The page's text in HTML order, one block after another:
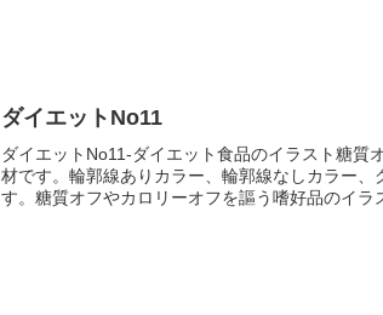
ダイエットNo11
ダイエットNo11-ダイエット食品のイラスト糖質
材です。輪郭線ありカラー、輪郭線なしカラー
す。糖質オフやカロリーオフを謳う嗜好品のイ